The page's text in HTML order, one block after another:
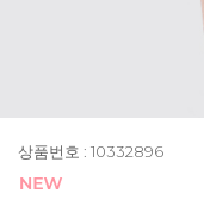
상품번호 : 10332896